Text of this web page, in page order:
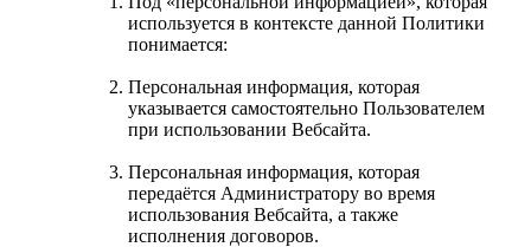
используется в контексте данной Политики
понимается:
Персональная информация, которая
указывается самостоятельно Пользователем
при использовании Вебсайта.
Персональная информация, которая
передаётся Администратору во время
использования Вебсайта, а также
исполнения договоров.